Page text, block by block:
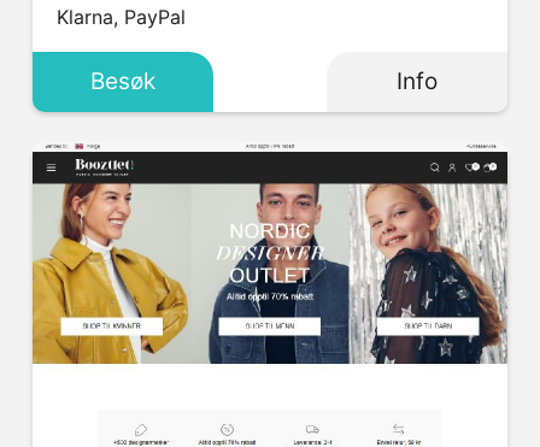
Klarna, PayPal
Besøk Info